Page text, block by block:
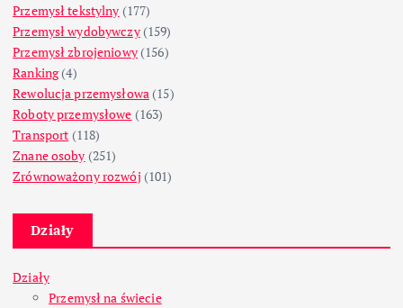
Przemysł tekstylny (177)
Przemysł wydobywczy(159)
Przemysł zbrojeniowy(156)
Ranking(4)
Rewolucja przemysłowa (15)
Roboty przemysłowe (163)
Transport (118)
Znane osoby (251)
Zrównoważony rozwój (101)
Działy
Działy
Przemysł na świecie